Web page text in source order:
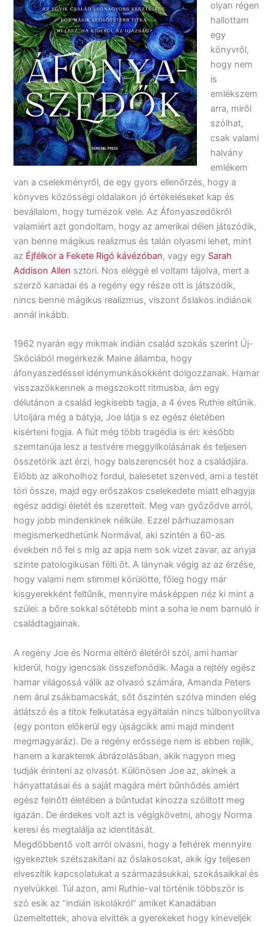
olyan régen
hallottam
egy
könyvről,
hogy nem
is
emlékszem
arra, miről
szólhat,
csak valami
halvány
emlékem
van a cselekményről, de egy gyors ellenőrzés, hogy a
könyves közösségi oldalakon jó értékeléseket kap és
bevállalom, hogy turnézok vele. Az Áfonyaszedőkről
valamiért azt gondoltam, hogy az amerikai délen játszódik,
van benne mágikus realizmus és talán olyasmi lehet, mint
az Éjfélkor a Fekete Rigó kávézóban, vagy egy Sarah
Addison Allen sztori. Nos eléggé el voltam tájolva, mert a
szerző kanadai és a regény egy része ott is játszódik,
nincs benne mágikus realizmus, viszont őslakos indiánok
annál inkább.
1962 nyarán egy mikmak indián család szokás szerint Új-
Skóciából megérkezik Maine államba, hogy
áfonyaszedéssel idénymunkásokként dolgozzanak. Hamar
visszazökkennek a megszokott ritmusba, ám egy
délutánon a család legkisebb tagja, a 4 éves Ruthie eltűnik.
Utoljára még a bátyja, Joe látja s ez egész életében
kísérteni fogja. A fiút még több tragédia is éri: később
szemtanúja lesz a testvére meggyilkolásának és teljesen
összetörik azt érzi, hogy balszerencsét hoz a családjára.
Előbb az alkoholhoz fordul, balesetet szenved, ami a testét
töri össze, majd egy erőszakos cselekedete miatt elhagyja
egész addigi életét és szeretteit. Meg van győződve arról,
hogy jobb mindenkinek nélküle. Ezzel párhuzamosan
megismerkedhetünk Normával, aki szintén a 60-as
években nő fel s míg az apja nem sok vizet zavar, az anyja
szinte patologikusan félti őt. A lánynak végig az az érzése,
hogy valami nem stimmel körülötte, főleg hogy már
kisgyerekként feltűnik, mennyire másképpen néz ki mint a
szülei: a bőre sokkal sötétebb mint a soha le nem barnuló ír
családtagjainak.
A regény Joe és Norma eltérő életéről szól, ami hamar
kiderül, hogy igencsak összefonódik. Maga a rejtély egész
hamar világossá válik az olvasó számára, Amanda Peters
nem árul zsákbamacskát, sőt őszintén szólva minden elég
átlátszó és a titok felkutatása egyáltalán nincs túlbonyolítva
(egy ponton előkerül egy újságcikk ami majd mindent
megmagyaráz). De a regény erőssége nem is ebben rejlik,
hanem a karakterek ábrázolásában, akik nagyon meg
tudják érinteni az olvasót. Különösen Joe az, akinek a
hányattatásai és a saját magára mért bűnhődés amiért
egész felnőtt életében a bűntudat kínozza szólított meg
igazán. De érdekes volt azt is végigkövetni, ahogy Norma
keresi és megtalálja az identitását.
Megdöbbentő volt arról olvasni, hogy a fehérek mennyire
igyekeztek szétszakítani az őslakosokat, akik így teljesen
elveszítik kapcsolatukat a származásukkal, szokásaikkal és
nyelvükkel. Túl azon, ami Ruthie-val történik többször is
szó esik az “indián iskolákról” amiket Kanadában
üzemeltettek, ahova elvitték a gyerekeket hogy kineveljék